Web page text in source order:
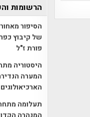
הרשומות
הסיפור
של קיבוץ
פורת ז"ל
היסטוריה
המערה
תעלומה